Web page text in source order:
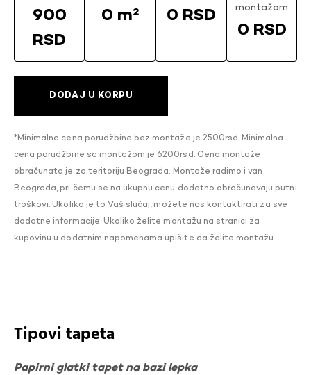
900
RSD
0 m² 0 RSD
montažom
0 RSD
DODAJ U KORPU
*Minimalna cena porudžbine bez montaže je 2500rsd. Minimalna
cena porudžbine sa montažom je 6200rsd. Cena montaže
obračunata je za teritoriju Beograda. Montaže radimo i van
Beograda, pri čemu se na ukupnu cenu dodatno obračunavaju putni
troškovi. Ukoliko je to Vaš slučaj, možete nas kontaktirati za sve
dodatne informacije. Ukoliko želite montažu na stranici za
kupovinu u dodatnim napomenama upišite da želite montažu.
Tipovi tapeta
Papirni glatki tapet na bazi lepka